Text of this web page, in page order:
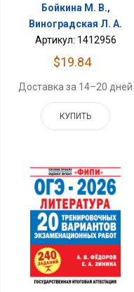
Бойкина М. В.,
Виноградская Л. А.
Артикул: 1412956
$19.84
Доставка за 14–20 дней
КУПИТЬ